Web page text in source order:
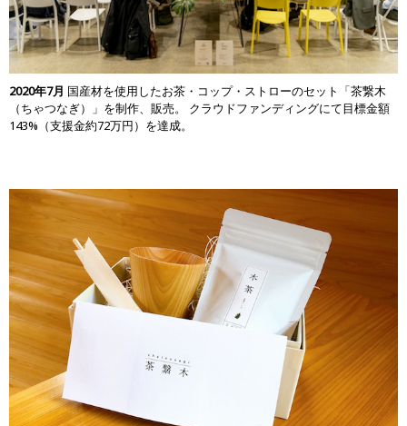
2020年7月 国産材を使用したお茶・コップ・ストローのセット「茶繋木
（ちゃつなぎ）」を制作、販売。 クラウドファンディングにて目標金額
143%（支援金約72万円）を達成。